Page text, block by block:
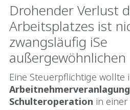
Drohender Verlust
Arbeitsplatzes ist
zwangsläufig iSe
Eine Steuerpflichtige wollte
Arbeitnehmerveranlagung
Schulteroperation in einer